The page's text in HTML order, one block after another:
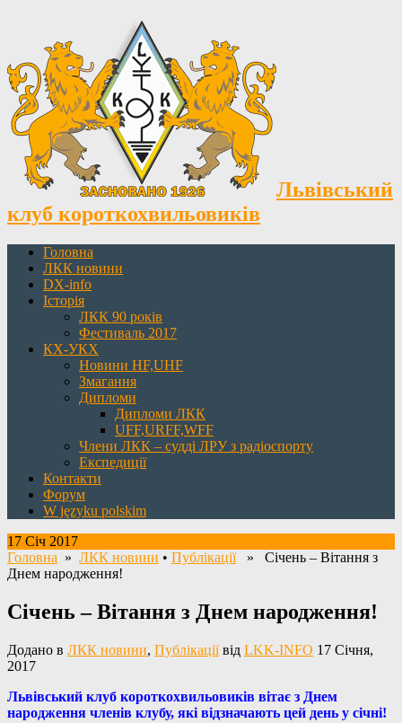
Львівський
клуб короткохвильовиків
Головна
ЛКК новини
DX-info
Історія
ЛКК 90 років
Фестиваль 2017
КХ-УКХ
Новини HF,UHF
Змагання
Дипломи
Дипломи ЛКК
UFF,URFF,WFF
Члени ЛКК – судді ЛРУ з радіоспорту
Експедиції
Контакти
Форум
W języku polskim
17 Січ 2017
Головна » ЛКК новини • Публікації» Січень – Вітання з
Днем народження!
Січень – Вітання з Днем народження!
Додано в ЛКК новини, Публікаціївід LKK-INFO 17 Січня,
2017
Львівський клуб короткохвильовиків вітає з Днем
народження членів клубу, які відзначають цей день у січні!